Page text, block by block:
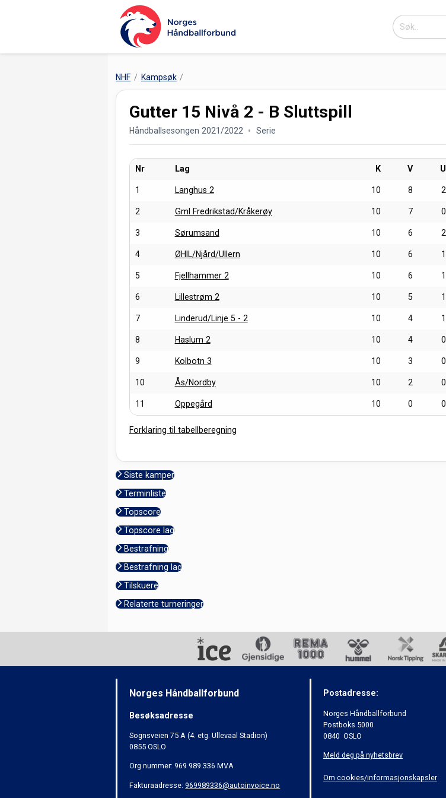
NHF Kampsøk
Gutter 15 Nivå 2 - B Sluttspill
Håndballsesongen 2021/2022 Serie
Nr Lag K V U
1 Langhus 2 10 8 2
2 Gml Fredrikstad/Kråkerøy 10 7 0
3 Sørumsand 10 6 2
4 ØHIL/Njård/Ullern 10 6 1
5 Fjellhammer 2 10 6 1
6 Lillestrøm 2 10 5 1
7 Linderud/Linje 5 - 2 10 4 1
8 Haslum 2 10 4 0
9 Kolbotn 3 10 3 0
10 Ås/Nordby 10 2 0
11 Oppegård 10 0 0
Forklaring til tabellberegning
Siste kamper
Terminliste
Topscore
Topscore lag
Bestrafning
Bestrafning lag
Tilskuere
Relaterte turneringer
Norges Håndballforbund
Besøksadresse
Sognsveien 75 A (4. etg. Ullevaal Stadion)
0855 OSLO
Org.nummer: 969 989 336 MVA
Fakturaadresse:969989336@autoinvoice.no
Postadresse:
Norges Håndballforbund
Postboks 5000
0840 OSLO
Meld deg på nyhetsbrev
Om cookies/informasjonskapsler